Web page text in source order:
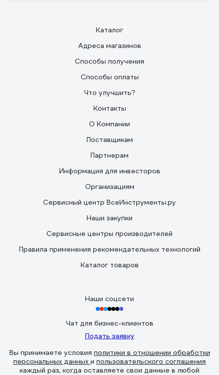
Каталог
Адреса магазинов
Способы получения
Способы оплаты
Что улучшить?
Контакты
О Компании
Поставщикам
Партнерам
Информация для инвесторов
Организациям
Сервисный центр ВсеИнструменты.ру
Наши закупки
Сервисные центры производителей
Правила применения рекомендательных технологий
Каталог товаров
Наши соцсети
Чат для бизнес-клиентов
Подать заявку
Вы принимаете условия политики в отношении обработки
персональных данных и пользовательского соглашения
каждый раз, когда оставляете свои данные в любой